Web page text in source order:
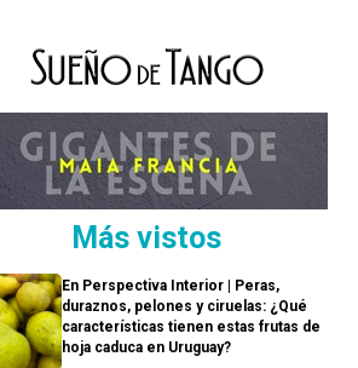
Más vistos
En Perspectiva Interior | Peras,
duraznos, pelones y ciruelas: ¿Qué
características tienen estas frutas de
hoja caduca en Uruguay?